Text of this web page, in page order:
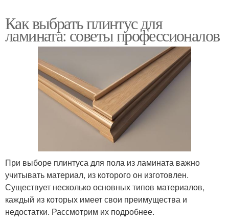
Как выбрать плинтус для
ламината: советы профессионалов
При выборе плинтуса для пола из ламината важно
учитывать материал, из которого он изготовлен.
Существует несколько основных типов материалов,
каждый из которых имеет свои преимущества и
недостатки. Рассмотрим их подробнее.